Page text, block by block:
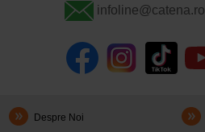
infoline@catena.ro
Despre Noi